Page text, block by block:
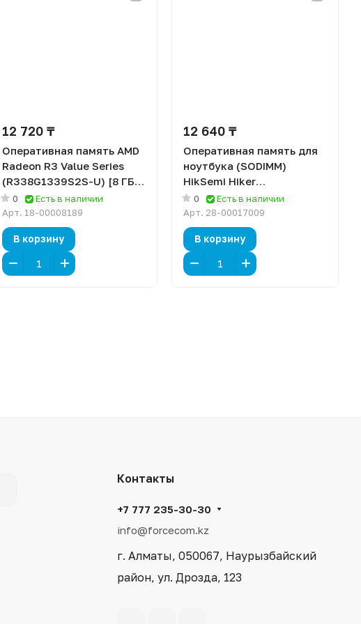
12 720 ₸
Оперативная память AMD
Radeon R3 Value Series
(R338G1339S2S-U) [8 ГБ,
DDR 3, 1333 МГц, 1.5 В]
0
Есть в наличии
Арт. 18-00008189
В корзину
12 640 ₸
Оперативная память для
ноутбука (SODIMM)
HikSemi Hiker
(HSC308S16Z1) [8 ГБ, DDR
3, 1600 МГц]
0
Есть в наличии
Арт. 28-00017009
В корзину
Контакты
+7 777 235-30-30
info@forcecom.kz
г. Алматы, 050067, Наурызбайский
район, ул. Дрозда, 123